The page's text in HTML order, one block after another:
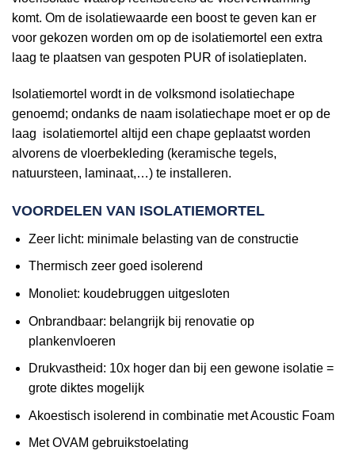
komt. Om de isolatiewaarde een boost te geven kan er
voor gekozen worden om op de isolatiemortel een extra
laag te plaatsen van gespoten PUR of isolatieplaten.
Isolatiemortel wordt in de volksmond isolatiechape
genoemd; ondanks de naam isolatiechape moet er op de
laag isolatiemortel altijd een chape geplaatst worden
alvorens de vloerbekleding (keramische tegels,
natuursteen, laminaat,…) te installeren.
VOORDELEN VAN ISOLATIEMORTEL
Zeer licht: minimale belasting van de constructie
Thermisch zeer goed isolerend
Monoliet: koudebruggen uitgesloten
Onbrandbaar: belangrijk bij renovatie op
plankenvloeren
Drukvastheid: 10x hoger dan bij een gewone isolatie =
grote diktes mogelijk
Akoestisch isolerend in combinatie met Acoustic Foam
Met OVAM gebruikstoelating